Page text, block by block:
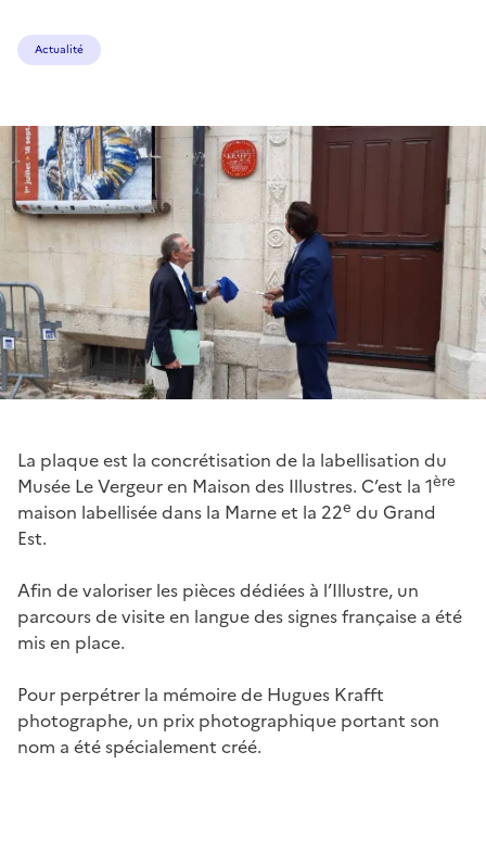
Actualité
La plaque est la concrétisation de la labellisation du
Musée Le Vergeur en Maison des Illustres. C’est la 1ère
maison labellisée dans la Marne et la 22e du Grand
Est.
Afin de valoriser les pièces dédiées à l’Illustre, un
parcours de visite en langue des signes française a été
mis en place.
Pour perpétrer la mémoire de Hugues Krafft
photographe, un prix photographique portant son
nom a été spécialement créé.